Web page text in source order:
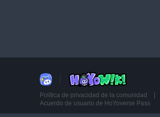
Política de privacidad de la comunidad
Acuerdo de usuario de HoYoverse Pass